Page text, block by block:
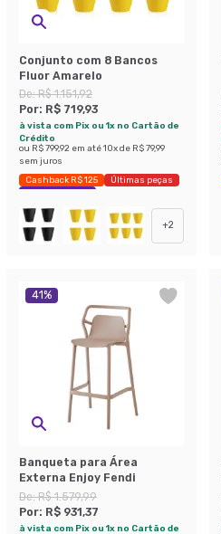
Conjunto com 8 Bancos
Fluor Amarelo
De:R$ 1.151,92
Por: R$ 719,93
à vista com Pix ou 1x no Cartão de
Crédito
ou R$ 799,92 em até10x de R$ 79,99
sem juros
Cashback R$ 125
Últimas peças
Economize 37%
+2
41%
Banqueta para Área
Externa Enjoy Fendi
De:R$ 1.579,99
Por: R$ 931,37
à vista com Pix ou 1x no Cartão de